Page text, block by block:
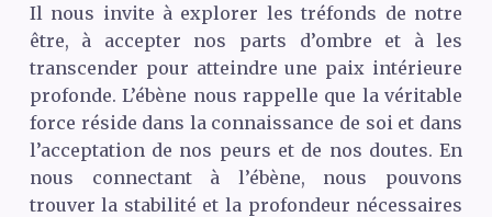
Il nous invite à explorer les tréfonds de notre
être, à accepter nos parts d’ombre et à les
transcender pour atteindre une paix intérieure
profonde. L’ébène nous rappelle que la véritable
force réside dans la connaissance de soi et dans
l’acceptation de nos peurs et de nos doutes. En
nous connectant à l’ébène, nous pouvons
trouver la stabilité et la profondeur nécessaires